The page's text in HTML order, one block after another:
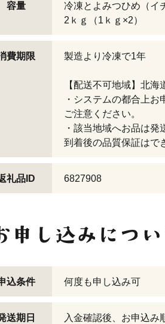
容量
冷凍とよみつひめ（イ
2ｋｇ（1ｋｇ×2）
費期限 製造より冷凍で1年
【配送不可地域】北海
・システムの都合上お
ご注意ください。
・該当地域へお品は発
到着後の品質保証はで
礼品ID 6827908
込条件 何度も申し込み可
送期日 入金確認後、お申込み